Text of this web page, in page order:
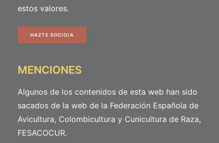
estos valores.
HAZTE SOCIO/A
MENCIONES
Algunos de los contenidos de esta web han sido
sacados de la web de la Federación Española de
Avicultura, Colombicultura y Cunicultura de Raza,
FESACOCUR.